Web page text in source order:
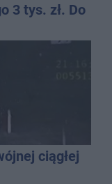
3 tys. zł. Do
ciągłej